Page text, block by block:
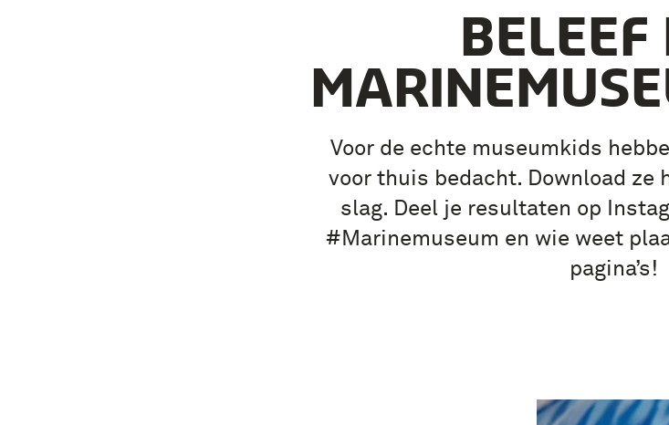
Voor de echte museumkids
voor thuis bedacht. Download ze
slag. Deel je resultaten op
#Marinemuseum en wie weet
pagina’s!